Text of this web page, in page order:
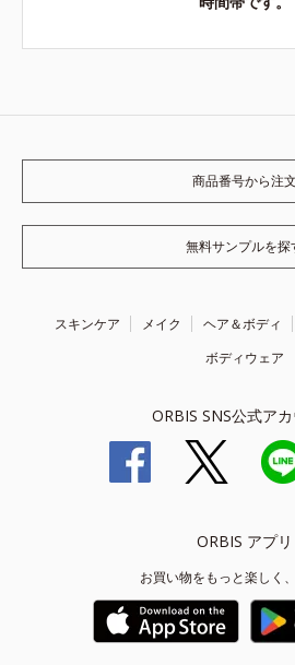
商品番号から注文
無料サンプルを探
スキンケア メイク ヘア＆ボディ
ボディウェア
ORBIS SNS公式ア
ORBIS アプリ
お買い物をもっと楽しく